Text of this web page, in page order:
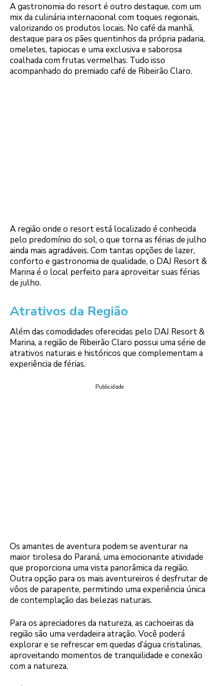
A gastronomia do resort é outro destaque, com um
mix da culinária internacional com toques regionais,
valorizando os produtos locais. No café da manhã,
destaque para os pães quentinhos da própria padaria,
omeletes, tapiocas e uma exclusiva e saborosa
coalhada com frutas vermelhas. Tudo isso
acompanhado do premiado café de Ribeirão Claro.
A região onde o resort está localizado é conhecida
pelo predomínio do sol, o que torna as férias de julho
ainda mais agradáveis. Com tantas opções de lazer,
conforto e gastronomia de qualidade, o DAJ Resort &
Marina é o local perfeito para aproveitar suas férias
de julho.
Atrativos da Região
Além das comodidades oferecidas pelo DAJ Resort &
Marina, a região de Ribeirão Claro possui uma série de
atrativos naturais e históricos que complementam a
experiência de férias.
Publicidade
Os amantes de aventura podem se aventurar na
maior tirolesa do Paraná, uma emocionante atividade
que proporciona uma vista panorâmica da região.
Outra opção para os mais aventureiros é desfrutar de
vôos de parapente, permitindo uma experiência única
de contemplação das belezas naturais.
Para os apreciadores da natureza, as cachoeiras da
região são uma verdadeira atração. Você poderá
explorar e se refrescar em quedas d’água cristalinas,
aproveitando momentos de tranquilidade e conexão
com a natureza.